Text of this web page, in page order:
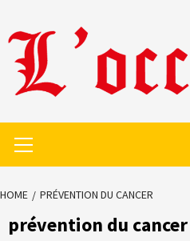
to
content
Menu
HOME PRÉVENTION DU CANCER
prévention du cancer